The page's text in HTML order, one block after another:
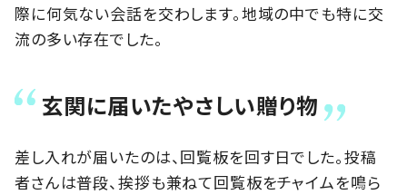
際に何気ない会話を交わします。地域の中でも特に交
流の多い存在でした。
玄関に届いたやさしい贈り物
差し入れが届いたのは、回覧板を回す日でした。投稿
者さんは普段、挨拶も兼ねて回覧板をチャイムを鳴ら